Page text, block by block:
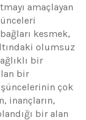
amaçlayan
kesmek,
olumsuz
bir
bir
çok
inançların,
bir alan